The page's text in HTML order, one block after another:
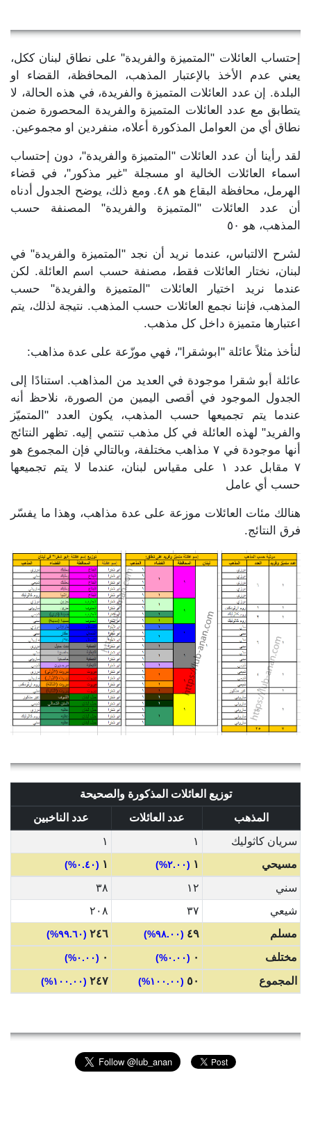
إحتساب العائلات "المتميزة والفريدة" على نطاق لبنان ككل،
يعني عدم الأخذ بالإعتبار المذهب، المحافظة، القضاء او
البلدة. إن عدد العائلات المتميزة والفريدة، في هذه الحالة، لا
يتطابق مع عدد العائلات المتميزة والفريدة المحصورة ضمن
نطاق أي من العوامل المذكورة أعلاه، منفردين او مجموعين.
لقد رأينا أن عدد العائلات "المتميزة والفريدة"، دون إحتساب
اسماء العائلات الخالية او مسجلة "غير مذكور"، في قضاء
الهرمل، محافظة البقاع هو ٤٨. ومع ذلك، يوضح الجدول أدناه
أن عدد العائلات "المتميزة والفريدة" المصنفة حسب
المذهب، هو ٥٠
لشرح الالتباس، عندما نريد أن نجد "المتميزة والفريدة" في
لبنان، نختار العائلات فقط، مصنفة حسب اسم العائلة. لكن
عندما نريد اختيار العائلات "المتميزة والفريدة" حسب
المذهب، فإننا نجمع العائلات حسب المذهب. نتيجة لذلك، يتم
اعتبارها متميزة داخل كل مذهب.
لنأخذ مثلاً عائلة "ابوشقرا"، فهي موزّعة على عدة مذاهب:
عائلة أبو شقرا موجودة في العديد من المذاهب. استنادًا إلى
الجدول الموجود في أقصى اليمين من الصورة، نلاحظ أنه
عندما يتم تجميعها حسب المذهب، يكون العدد "المتميّز
والفريد" لهذه العائلة في كل مذهب تنتمي إليه. تظهر النتائج
أنها موجودة في ٧ مذاهب مختلفة، وبالتالي فإن المجموع هو
٧ مقابل عدد ١ على مقياس لبنان، عندما لا يتم تجميعها
حسب أي عامل
هنالك مئات العائلات موزعة على عدة مذاهب، وهذا ما يفسّر
فرق النتائج.
توزيع العائلات المذكورة والصحيحة
المذهب
عدد العائلات
عدد الناخبين
سريان كاثوليك
١
١
مسيحي
١ (٢.٠٠%) ١ (٠.٤٠%)
سني ١٢
٣٨
شيعي
٣٧
٢٠٨
مسلم
٤٩ (٩٨.٠٠%) ٢٤٦ (٩٩.٦٠%)
مختلف ٠ (٠.٠٠%) ٠ (٠.٠٠%)
المجموع ٥٠ (١٠٠.٠٠%) ٢٤٧ (١٠٠.٠٠%)